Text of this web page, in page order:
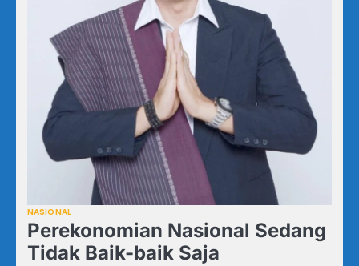
NASIONAL
Perekonomian Nasional Sedang
Tidak Baik-baik Saja